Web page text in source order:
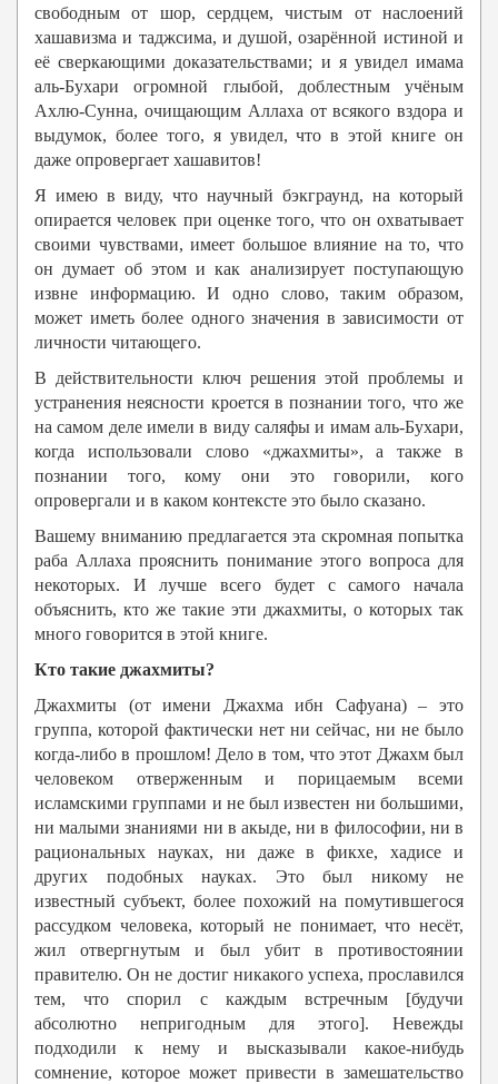
свободным от шор, сердцем, чистым от наслоений
хашавизма и таджсима, и душой, озарённой истиной и
её сверкающими доказательствами; и я увидел имама
аль-Бухари огромной глыбой, доблестным учёным
Ахлю-Сунна, очищающим Аллаха от всякого вздора и
выдумок, более того, я увидел, что в этой книге он
даже опровергает хашавитов!
Я имею в виду, что научный бэкграунд, на который
опирается человек при оценке того, что он охватывает
своими чувствами, имеет большое влияние на то, что
он думает об этом и как анализирует поступающую
извне информацию. И одно слово, таким образом,
может иметь более одного значения в зависимости от
личности читающего.
В действительности ключ решения этой проблемы и
устранения неясности кроется в познании того, что же
на самом деле имели в виду саляфы и имам аль-Бухари,
когда использовали слово «джахмиты», а также в
познании того, кому они это говорили, кого
опровергали и в каком контексте это было сказано.
Вашему вниманию предлагается эта скромная попытка
раба Аллаха прояснить понимание этого вопроса для
некоторых. И лучше всего будет с самого начала
объяснить, кто же такие эти джахмиты, о которых так
много говорится в этой книге.
Кто такие джахмиты?
Джахмиты (от имени Джахма ибн Сафуана) – это
группа, которой фактически нет ни сейчас, ни не было
когда-либо в прошлом! Дело в том, что этот Джахм был
человеком отверженным и порицаемым всеми
исламскими группами и не был известен ни большими,
ни малыми знаниями ни в акыде, ни в философии, ни в
рациональных науках, ни даже в фикхе, хадисе и
других подобных науках. Это был никому не
известный субъект, более похожий на помутившегося
рассудком человека, который не понимает, что несёт,
жил отвергнутым и был убит в противостоянии
правителю. Он не достиг никакого успеха, прославился
тем, что спорил с каждым встречным [будучи
абсолютно непригодным для этого]. Невежды
подходили к нему и высказывали какое-нибудь
сомнение, которое может привести в замешательство